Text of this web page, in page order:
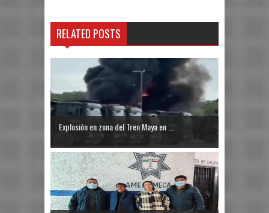
RELATED POSTS
Explosión en zona del Tren Maya en ...